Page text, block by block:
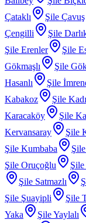
Çataklı
Şile Çavuş
Çengilli
Şile
Şile Erenler
Şile
Gökmaşlı
Şile
Hasanlı
Şile
Kabakoz
Şile
Karacaköy
Şile
Kervansaray
Şile
Şile Kumbaba
Şile Oruçoğlu
Şile Satmazlı
Şile Şuayipli
Şile
Yaka
Şile Yaylalı